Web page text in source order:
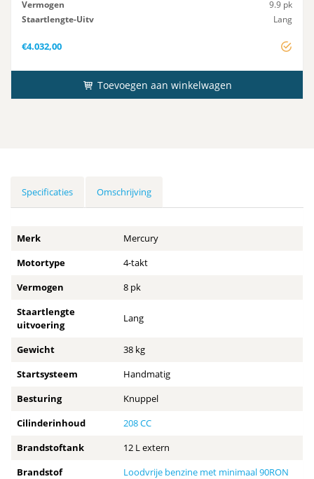
Vermogen
9.9 pk
Staartlengte-Uitv
Lang
€4.032,00
Toevoegen aan winkelwagen
Specificaties Omschrijving
Merk
Mercury
Motortype
4-takt
Vermogen
8 pk
Staartlengte
uitvoering
Lang
Gewicht
38 kg
Startsysteem
Handmatig
Besturing
Knuppel
Cilinderinhoud
208 CC
Brandstoftank
12 L extern
Brandstof
Loodvrije benzine met minimaal 90RON